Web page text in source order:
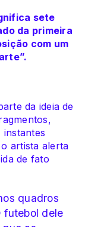
sete
da primeira
com um
da ideia de
instantes
artista alerta
de fato
quadros
futebol dele